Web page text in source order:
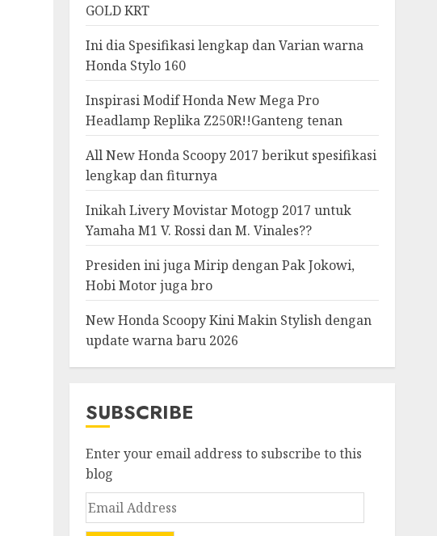
GOLD KRT
Ini dia Spesifikasi lengkap dan Varian warna
Honda Stylo 160
Inspirasi Modif Honda New Mega Pro
Headlamp Replika Z250R!!Ganteng tenan
All New Honda Scoopy 2017 berikut spesifikasi
lengkap dan fiturnya
Inikah Livery Movistar Motogp 2017 untuk
Yamaha M1 V. Rossi dan M. Vinales??
Presiden ini juga Mirip dengan Pak Jokowi,
Hobi Motor juga bro
New Honda Scoopy Kini Makin Stylish dengan
update warna baru 2026
SUBSCRIBE
Enter your email address to subscribe to this
blog
Email
Address